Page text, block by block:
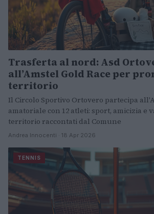
Trasferta al nord: Asd
all’Amstel Gold Race per
territorio
Il Circolo Sportivo Ortovero partecipa
amatoriale con 12 atleti: sport, amicizia e
territorio raccontati dal Comune
Andrea Innocenti · 18 Apr 2026
TENNIS